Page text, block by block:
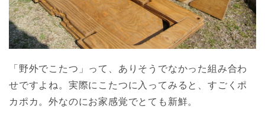
「野外でこたつ」って、ありそうでなかった組み合わ
せですよね。実際にこたつに入ってみると、すごくポ
カポカ。外なのにお家感覚でとても新鮮。